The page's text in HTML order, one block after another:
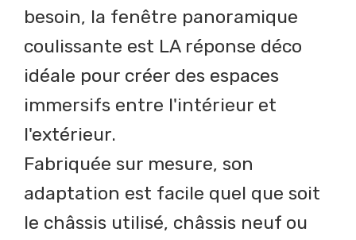
besoin, la fenêtre panoramique
coulissante est LA réponse déco
idéale pour créer des espaces
immersifs entre l'intérieur et
l'extérieur.
Fabriquée sur mesure, son
adaptation est facile quel que soit
le châssis utilisé, châssis neuf ou